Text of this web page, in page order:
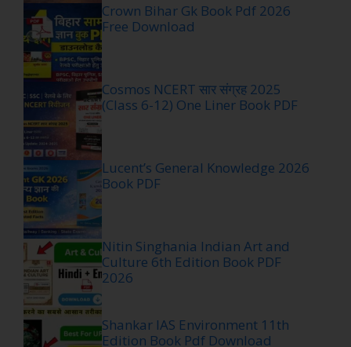
Crown Bihar Gk Book Pdf 2026
Free Download
Cosmos NCERT सार संग्रह 2025
(Class 6-12) One Liner Book PDF
Lucent’s General Knowledge 2026
Book PDF
Nitin Singhania Indian Art and
Culture 6th Edition Book PDF
2026
Shankar IAS Environment 11th
Edition Book Pdf Download